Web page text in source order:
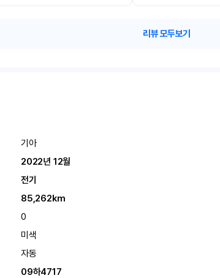
리뷰 모두보기
기아
2022년 12월
전기
85,262km
0
미색
자동
09하4717